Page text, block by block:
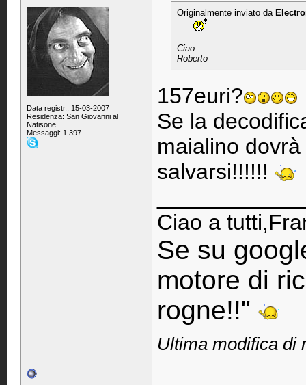
Data registr.: 15-03-2007
Residenza: San Giovanni al
Natisone
Messaggi: 1.397
Originalmente inviato da
Ciao
Roberto
157euri?
Se la
maialino
salvarsi!!!!!!
Ciao a
Se su
motore di
rogne!!"
Ultima modifica di